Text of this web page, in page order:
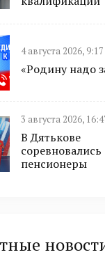
4 августа 2026, 9:17
«Родину надо
3 августа 2026,
В Дятькове
соревновались
пенсионеры